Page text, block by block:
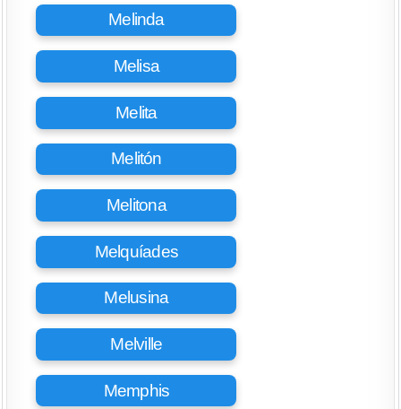
Melinda
Melisa
Melita
Melitón
Melitona
Melquíades
Melusina
Melville
Memphis